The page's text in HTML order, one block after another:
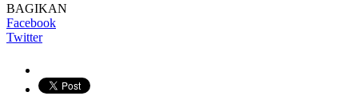
BAGIKAN
Facebook
Twitter